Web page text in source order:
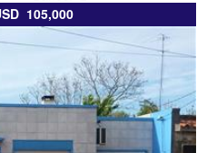
105,000